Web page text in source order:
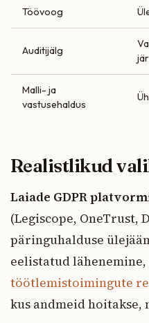
Töövoog
Auditijälg
Malli- ja
vastusehaldus
Realistlikud
Laiade GDPR
(Legiscope, OneTrust,
päringuhalduse
eelistatud
töötlemistoimingute
kus andmeid